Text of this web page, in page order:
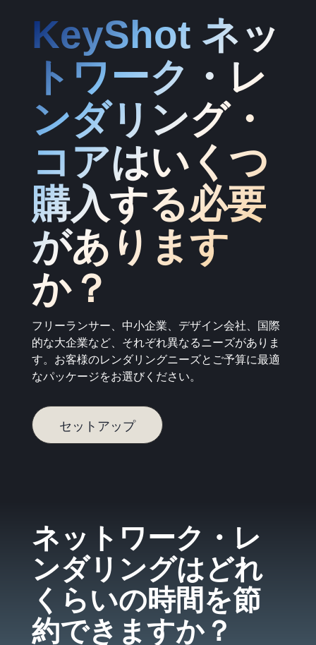
KeyShot ネッ
トワーク・レ
ンダリング・
コアはいくつ
購入する必要
があります
か？
フリーランサー、中小企業、デザイン会社、国際
的な大企業など、それぞれ異なるニーズがありま
す。お客様のレンダリングニーズとご予算に最適
なパッケージをお選びください。
セットアップ
ネットワーク・レ
ンダリングはどれ
くらいの時間を節
約できますか？